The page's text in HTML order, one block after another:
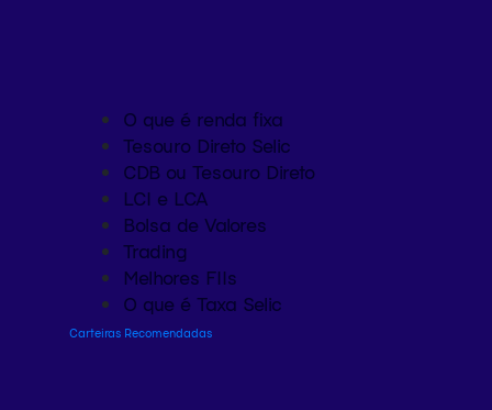
O que é renda fixa
Tesouro Direto Selic
CDB ou Tesouro Direto
LCI e LCA
Bolsa de Valores
Trading
Melhores FIIs
O que é Taxa Selic
Carteiras Recomendadas